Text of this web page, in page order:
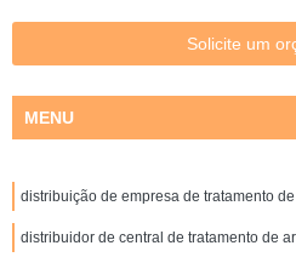
Solicite um
MENU
distribuição de empresa de tratamento
distribuidor de central de tratamento de